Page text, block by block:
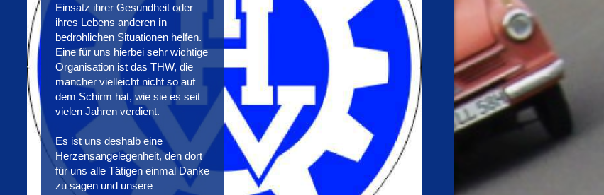
Einsatz ihrer Gesundheit oder
ihres Lebens anderen in
bedrohlichen Situationen helfen.
Eine für uns hierbei sehr wichtige
Organisation ist das THW, die
mancher vielleicht nicht so auf
dem Schirm hat, wie sie es seit
vielen Jahren verdient.
Es ist uns deshalb eine
Herzensangelegenheit, den dort
für uns alle Tätigen einmal Danke
zu sagen und unsere